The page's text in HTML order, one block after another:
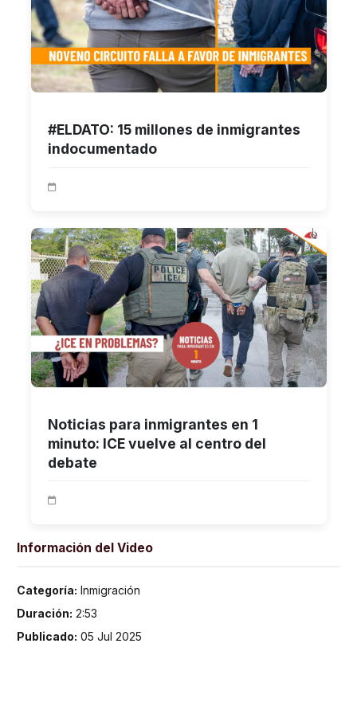
#ELDATO: 15 millones de inmigrantes
indocumentado
Noticias para inmigrantes en 1
minuto: ICE vuelve al centro del
debate
Información del Video
Categoría: Inmigración
Duración: 2:53
Publicado: 05 Jul 2025